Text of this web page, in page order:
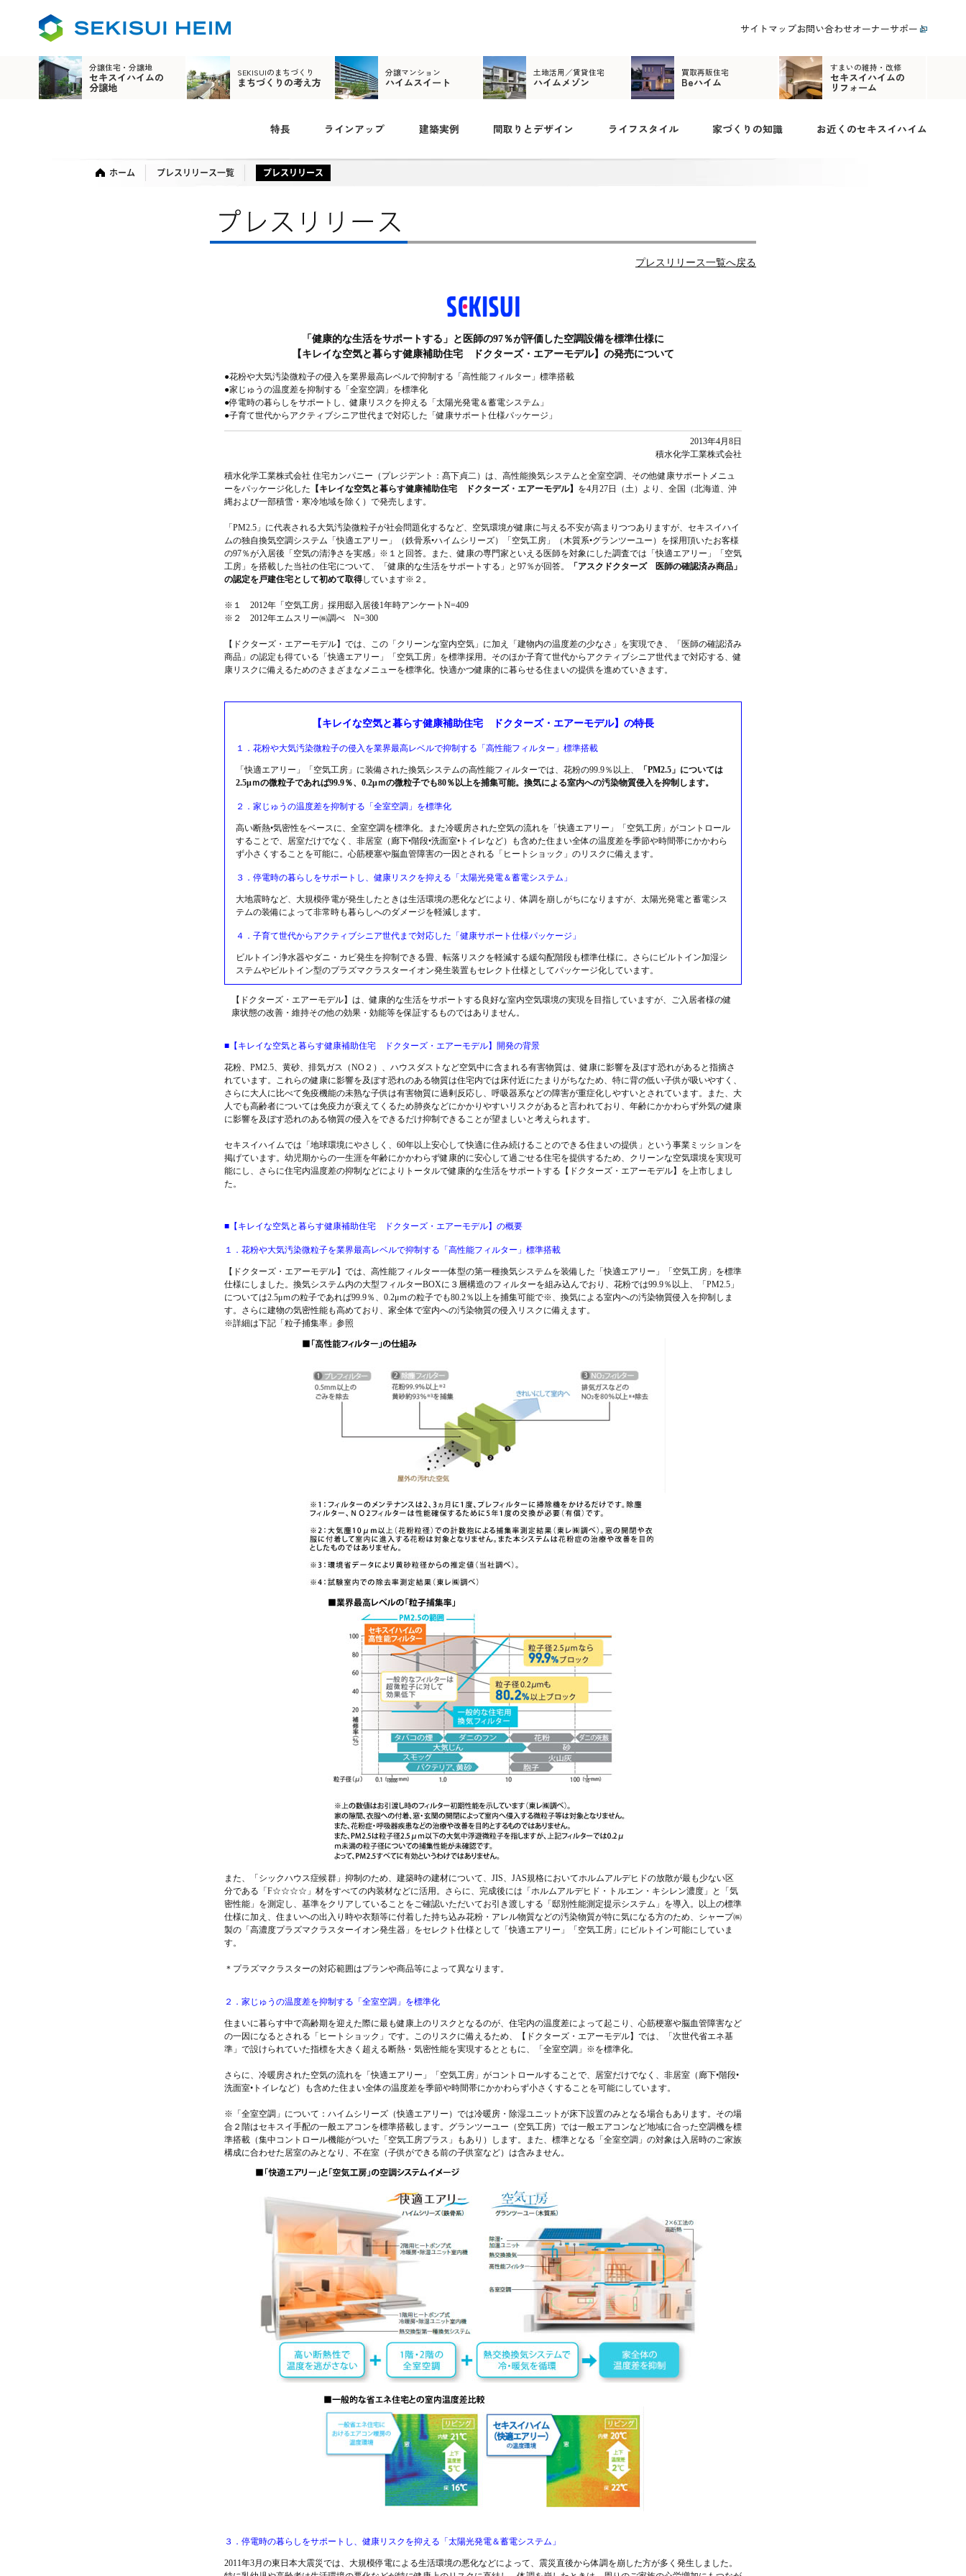
サイトマップお問い合わせオーナーサポート
分譲住宅・分譲地
セキスイハイムの
分譲地
SEKISUIのまちづくり
まちづくりの考え方
分譲マンション
ハイムスイート
土地活用／賃貸住宅
ハイムメゾン
買取再販住宅
Beハイム
すまいの維持・改修
セキスイハイムの
リフォーム
特長 ラインアップ 建築実例 間取りとデザイン ライフスタイル 家づくりの知識 お近くのセキスイハイム
ホーム プレスリリース一覧 プレスリリース
プレスリリース一覧へ戻る
「健康的な生活をサポートする」と医師の97％が評価した空調設備を標準仕様に
【キレイな空気と暮らす健康補助住宅 ドクターズ・エアーモデル】の発売について
●花粉や大気汚染微粒子の侵入を業界最高レベルで抑制する「高性能フィルター」標準搭載
●家じゅうの温度差を抑制する「全室空調」を標準化
●停電時の暮らしをサポートし、健康リスクを抑える「太陽光発電＆蓄電システム」
●子育て世代からアクティブシニア世代まで対応した「健康サポート仕様パッケージ」
2013年4月8日
積水化学工業株式会社
積水化学工業株式会社 住宅カンパニー（プレジデント：髙下貞二）は、高性能換気システムと全室空調、その他健康サポートメニュ
ーをパッケージ化した 【キレイな空気と暮らす健康補助住宅 ドクターズ・エアーモデル】 を4月27日（土）より、全国（北海道、沖
縄および一部積雪・寒冷地域を除く）で発売します。
「PM2.5」に代表される大気汚染微粒子が社会問題化するなど、空気環境が健康に与える不安が高まりつつありますが、セキスイハイ
ムの独自換気空調システム「快適エアリー」（鉄骨系•ハイムシリーズ）「空気工房」（木質系•グランツーユー）を採用頂いたお客様
の97％が入居後「空気の清浄さを実感」※１と回答。また、健康の専門家といえる医師を対象にした調査では「快適エアリー」「空気
工房」を搭載した当社の住宅について、「健康的な生活をサポートする」と97％が回答。
「アスクドクターズ 医師の確認済み商品」
の認定を戸建住宅として初めて取得しています※２。
※１ 2012年「空気工房」採用邸入居後1年時アンケートN=409
※２ 2012年エムスリー㈱調べ N=300
【ドクターズ・エアーモデル】では、この「クリーンな室内空気」に加え「建物内の温度差の少なさ」を実現でき、「医師の確認済み
商品」の認定も得ている「快適エアリー」「空気工房」を標準採用。そのほか子育て世代からアクティブシニア世代まで対応する、健
康リスクに備えるためのさまざまなメニューを標準化。快適かつ健康的に暮らせる住まいの提供を進めていきます。
【キレイな空気と暮らす健康補助住宅 ドクターズ・エアーモデル】の特長
１．花粉や大気汚染微粒子の侵入を業界最高レベルで抑制する「高性能フィルター」標準搭載
「快適エアリー」「空気工房」に装備された換気システムの高性能フィルターでは、花粉の99.9％以上、
「PM2.5」については
2.5μｍの微粒子であれば99.9％、0.2μｍの微粒子でも80％以上を捕集可能。換気による室内への汚染物質侵入を抑制します。
２．家じゅうの温度差を抑制する「全室空調」を標準化
高い断熱•気密性をベースに、全室空調を標準化。また冷暖房された空気の流れを「快適エアリー」「空気工房」がコントロール
することで、居室だけでなく、非居室（廊下•階段•洗面室•トイレなど）も含めた住まい全体の温度差を季節や時間帯にかかわら
ず小さくすることを可能に。心筋梗塞や脳血管障害の一因とされる「ヒートショック」のリスクに備えます。
３．停電時の暮らしをサポートし、健康リスクを抑える「太陽光発電＆蓄電システム」
大地震時など、大規模停電が発生したときは生活環境の悪化などにより、体調を崩しがちになりますが、太陽光発電と蓄電シス
テムの装備によって非常時も暮らしへのダメージを軽減します。
４．子育て世代からアクティブシニア世代まで対応した「健康サポート仕様パッケージ」
ビルトイン浄水器やダニ・カビ発生を抑制できる畳、転落リスクを軽減する緩勾配階段も標準仕様に。さらにビルトイン加湿シ
ステムやビルトイン型のプラズマクラスターイオン発生装置もセレクト仕様としてパッケージ化しています。
【ドクターズ・エアーモデル】は、健康的な生活をサポートする良好な室内空気環境の実現を目指していますが、ご入居者様の健
康状態の改善・維持その他の効果・効能等を保証するものではありません。
■【キレイな空気と暮らす健康補助住宅 ドクターズ・エアーモデル】開発の背景
花粉、PM2.5、黄砂、排気ガス（NO２）、ハウスダストなど空気中に含まれる有害物質は、健康に影響を及ぼす恐れがあると指摘さ
れています。これらの健康に影響を及ぼす恐れのある物質は住宅内では床付近にたまりがちなため、特に背の低い子供が吸いやすく、
さらに大人に比べて免疫機能の未熟な子供は有害物質に過剰反応し、呼吸器系などの障害が重症化しやすいとされています。また、大
人でも高齢者については免疫力が衰えてくるため肺炎などにかかりやすいリスクがあると言われており、年齢にかかわらず外気の健康
に影響を及ぼす恐れのある物質の侵入をできるだけ抑制できることが望ましいと考えられます。
セキスイハイムでは「地球環境にやさしく、60年以上安心して快適に住み続けることのできる住まいの提供」という事業ミッションを
掲げています。幼児期からの一生涯を年齢にかかわらず健康的に安心して過ごせる住宅を提供するため、クリーンな空気環境を実現可
能にし、さらに住宅内温度差の抑制などによりトータルで健康的な生活をサポートする【ドクターズ・エアーモデル】を上市しまし
た。
■【キレイな空気と暮らす健康補助住宅 ドクターズ・エアーモデル】の概要
１．花粉や大気汚染微粒子を業界最高レベルで抑制する「高性能フィルター」標準搭載
【ドクターズ・エアーモデル】では、高性能フィルター一体型の第一種換気システムを装備した「快適エアリー」「空気工房」を標準
仕様にしました。換気システム内の大型フィルターBOXに３層構造のフィルターを組み込んでおり、花粉では99.9％以上、「PM2.5」
については2.5μｍの粒子であれば99.9％、0.2μｍの粒子でも80.2％以上を捕集可能で※、換気による室内への汚染物質侵入を抑制しま
す。さらに建物の気密性能も高めており、家全体で室内への汚染物質の侵入リスクに備えます。
※詳細は下記「粒子捕集率」参照
また、「シックハウス症候群」抑制のため、建築時の建材について、JIS、JAS規格においてホルムアルデヒドの放散が最も少ない区
分である「F☆☆☆☆」材をすべての内装材などに活用。さらに、完成後には「ホルムアルデヒド・トルエン・キシレン濃度」と「気
密性能」を測定し、基準をクリアしていることをご確認いただいてお引き渡しする「邸別性能測定提示システム」を導入。以上の標準
仕様に加え、住まいへの出入り時や衣類等に付着した持ち込み花粉・アレル物質などの汚染物質が特に気になる方のため、シャープ㈱
製の「高濃度プラズマクラスターイオン発生器」をセレクト仕様として「快適エアリー」「空気工房」にビルトイン可能にしていま
す。
＊プラズマクラスターの対応範囲はプランや商品等によって異なります。
２．家じゅうの温度差を抑制する「全室空調」を標準化
住まいに暮らす中で高齢期を迎えた際に最も健康上のリスクとなるのが、住宅内の温度差によって起こり、心筋梗塞や脳血管障害など
の一因になるとされる「ヒートショック」です。このリスクに備えるため、【ドクターズ・エアーモデル】では、「次世代省エネ基
準」で設けられていた指標を大きく超える断熱・気密性能を実現するとともに、「全室空調」※を標準化。
さらに、冷暖房された空気の流れを「快適エアリー」「空気工房」がコントロールすることで、居室だけでなく、非居室（廊下•階段•
洗面室•トイレなど）も含めた住まい全体の温度差を季節や時間帯にかかわらず小さくすることを可能にしています。
※「全室空調」について：ハイムシリーズ（快適エアリー）では冷暖房・除湿ユニットが床下設置のみとなる場合もあります。その場
合２階はセキスイ手配の一般エアコンを標準搭載します。グランツーユー（空気工房）では一般エアコンなど地域に合った空調機を標
準搭載（集中コントロール機能がついた「空気工房プラス」もあり）します。また、標準となる「全室空調」の対象は入居時のご家族
構成に合わせた居室のみとなり、不在室（子供ができる前の子供室など）は含みません。
３．停電時の暮らしをサポートし、健康リスクを抑える「太陽光発電＆蓄電システム」
2011年3月の東日本大震災では、大規模停電による生活環境の悪化などによって、震災直後から体調を崩した方が多く発生しました。